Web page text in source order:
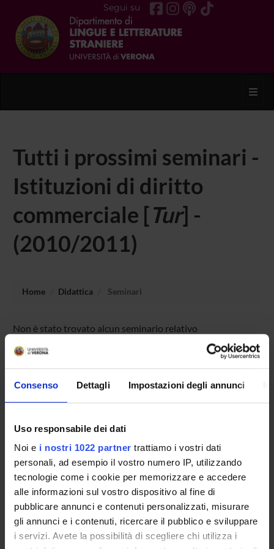
Consenso Dettagli Impostazioni degli annunci
Uso responsabile dei dati
Noi e i nostri 1022 partner trattiamo i vostri dati
personali, ad esempio il vostro numero IP, utilizzando
tecnologie come i cookie per memorizzare e accedere
alle informazioni sul vostro dispositivo al fine di
pubblicare annunci e contenuti personalizzati, misurare
gli annunci e i contenuti, ricercare il pubblico e sviluppare
i servizi. Avete la possibilità di scegliere chi utilizza i
Segui su
Tutti i prossimi seminari -
Istituzioni di diritto
commerciale [Tur] -
(2010/2011)
Home Didattica Seminari
Non è stato trovato alcun seminario relativo
all'insegnamento Istituzioni di diritto commerciale.
CORSI DI STUDIO
DOTTORATI DI RICERCA E FORMAZIONE
SUPERIORE
Contatti
Persone
Luoghi